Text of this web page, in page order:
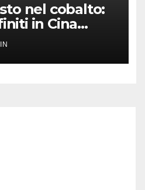
nel cobalto:
in Cina